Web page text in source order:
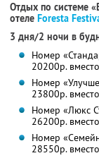
Отдых по системе
отеле Foresta
3 дня/2 ночи в
Номер
20200р.
Номер
23800р.
Номер «Люкс
26200р.
Номер
28550р.